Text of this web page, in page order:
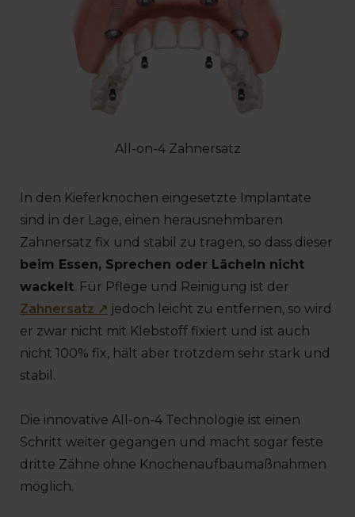
All-on-4 Zahnersatz
In den Kieferknochen eingesetzte Implantate
sind in der Lage, einen herausnehmbaren
Zahnersatz fix und stabil zu tragen, so dass dieser
beim Essen, Sprechen oder Lächeln nicht
wackelt. Für Pflege und Reinigung ist der
Zahnersatz ↗ jedoch leicht zu entfernen, so wird
er zwar nicht mit Klebstoff fixiert und ist auch
nicht 100% fix, hält aber trotzdem sehr stark und
stabil.
Die innovative All-on-4 Technologie ist einen
Schritt weiter gegangen und macht sogar feste
dritte Zähne ohne Knochenaufbaumaßnahmen
möglich.